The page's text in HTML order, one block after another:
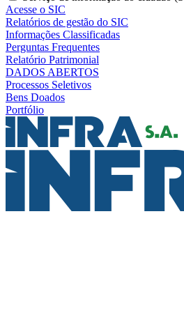
Acesse o SIC
Relatórios de gestão do SIC
Informações Classificadas
Perguntas Frequentes
Relatório Patrimonial
DADOS ABERTOS
Processos Seletivos
Bens Doados
Portfólio